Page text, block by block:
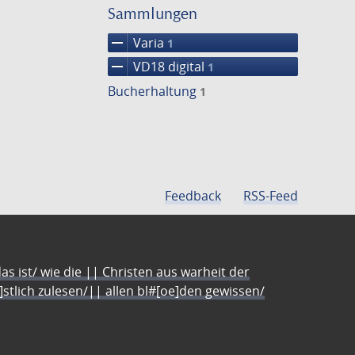
Sammlungen
remove Varia 1
remove VD18 digital 1
Bucherhaltung 1
Feedback RSS-Feed
ist/ wie die || Christen aus warheit der
zulesen/|| allen bl#[oe]den gewissen/